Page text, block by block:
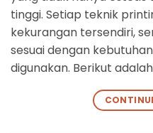
tinggi. Setiap teknik
kekurangan tersendiri,
sesuai dengan
digunakan. Berikut